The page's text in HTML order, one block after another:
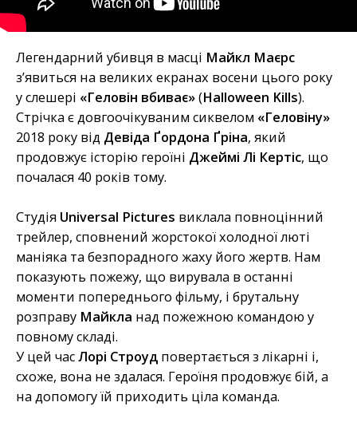
Легендарний убивця в масці Майкл Маєрс
з’явиться на великих екранах восени цього року
у слешері «Геловін вбиває»(Halloween Kills).
Стрічка є довгоочікуваним сиквелом «Геловіну»
2018 року від Девіда Ґордона Ґріна, який
продовжує історію героїні Джеймі Лі Кертіс, що
почалася 40 років тому.
Студія Universal Pictures виклала повноцінний
трейлер, сповнений жорстокої холодної люті
маніяка та безпорадного жаху його жертв. Нам
показують пожежу, що вирувала в останні
моменти попереднього фільму, і брутальну
розправу Майкла над пожежною командою у
повному складі.
У цей часЛорі Строуд повертається з лікарні і,
схоже, вона не здалася. Героїня продовжує бій, а
на допомогу їй приходить ціла команда.